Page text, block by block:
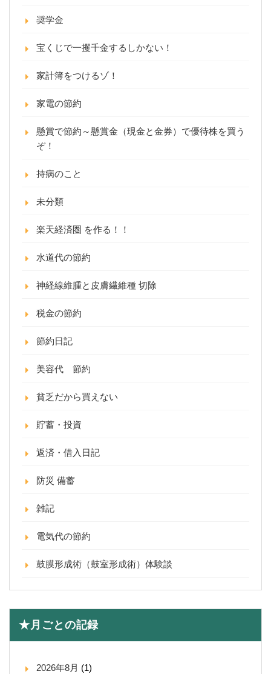
奨学金
宝くじで一攫千金するしかない！
家計簿をつけるゾ！
家電の節約
懸賞で節約～懸賞金（現金と金券）で優待株を買う
ぞ！
持病のこと
未分類
楽天経済圏 を作る！！
水道代の節約
神経線維腫と皮膚繊維種 切除
税金の節約
節約日記
美容代 節約
貧乏だから買えない
貯蓄・投資
返済・借入日記
防災 備蓄
雑記
電気代の節約
鼓膜形成術（鼓室形成術）体験談
★月ごとの記録
2026年8月 (1)